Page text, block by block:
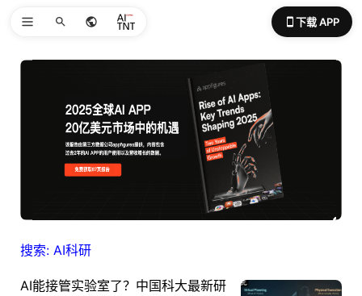
下载 APP
搜索: AI科研
AI能接管实验室了？中国科大最新研